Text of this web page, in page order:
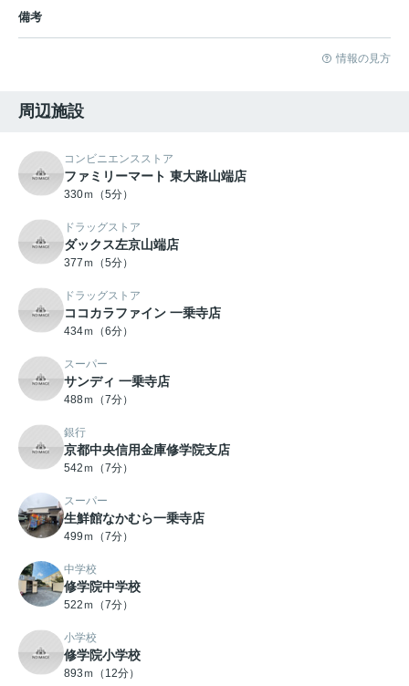
備考
情報の見方
周辺施設
コンビニエンスストア
ファミリーマート 東大路山端店
330ｍ（5分）
ドラッグストア
ダックス左京山端店
377ｍ（5分）
ドラッグストア
ココカラファイン 一乗寺店
434ｍ（6分）
スーパー
サンディ 一乗寺店
488ｍ（7分）
銀行
京都中央信用金庫修学院支店
542ｍ（7分）
スーパー
生鮮館なかむら一乗寺店
499ｍ（7分）
中学校
修学院中学校
522ｍ（7分）
小学校
修学院小学校
893ｍ（12分）